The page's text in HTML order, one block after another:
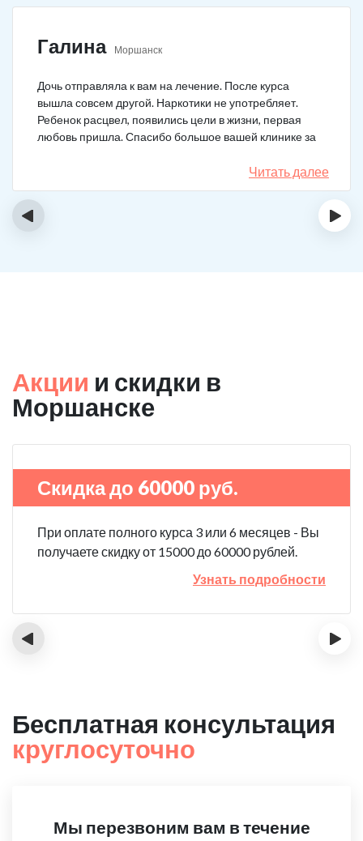
Галина Моршанск
Дочь отправляла к вам на лечение. После курса
вышла совсем другой. Наркотики не употребляет.
Ребенок расцвел, появились цели в жизни, первая
любовь пришла. Спасибо большое вашей клинике за
Читать далее
‹ ›
Акции и скидки в
Моршанске
Скидка до 60000 руб.
При оплате полного курса 3 или 6 месяцев - Вы
получаете скидку от 15000 до 60000 рублей.
Узнать подробности
‹ ›
Бесплатная консультация
круглосуточно
Мы перезвоним вам в течение